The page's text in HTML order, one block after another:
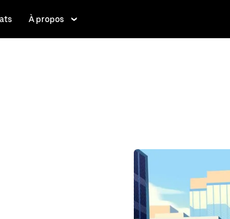
À propos